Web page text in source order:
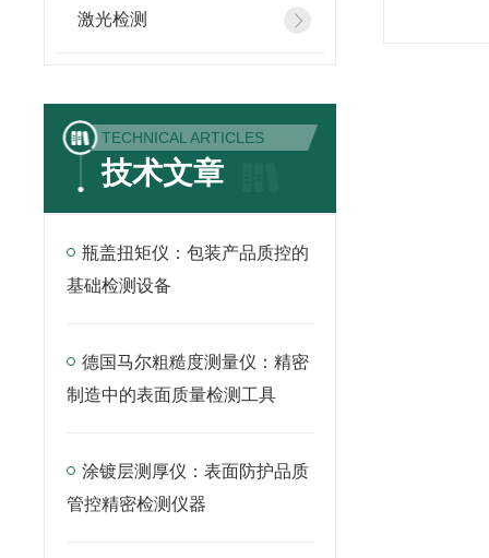
激光检测
TECHNICAL ARTICLES
技术文章
瓶盖扭矩仪：包装产品质控的
基础检测设备
德国马尔粗糙度测量仪：精密
制造中的表面质量检测工具
涂镀层测厚仪：表面防护品质
管控精密检测仪器